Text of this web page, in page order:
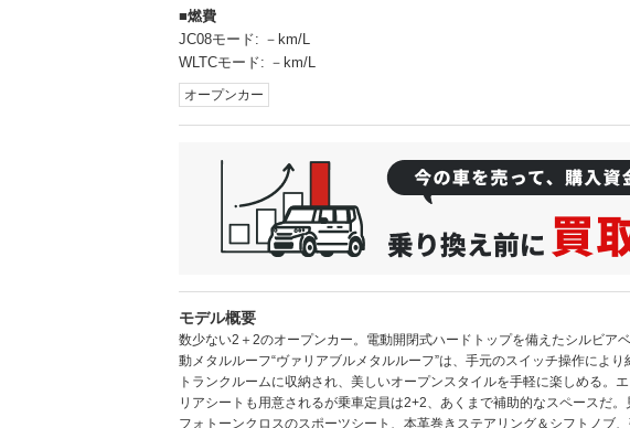
燃費
JC08モード: －km/L
WLTCモード: －km/L
オープンカー
モデル概要
数少ない2＋2のオープンカー。電動開閉式ハードトップを備えたシルビア
動メタルルーフ“ヴァリアブルメタルルーフ”は、手元のスイッチ操作によ
トランクルームに収納され、美しいオープンスタイルを手軽に楽しめる。
リアシートも用意されるが乗車定員は2+2、あくまで補助的なスペースだ
フォトーンクロスのスポーツシート、本革巻きステアリング＆シフトノブ